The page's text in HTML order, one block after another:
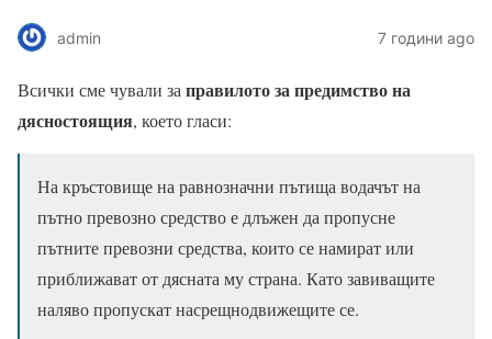
admin 7 години ago
Всички сме чували за правилото за предимство на
дясностоящия, което гласи:
На кръстовище на равнозначни пътища водачът на
пътно превозно средство е длъжен да пропусне
пътните превозни средства, които се намират или
приближават от дясната му страна. Като завиващите
наляво пропускат насрещнодвижещите се.